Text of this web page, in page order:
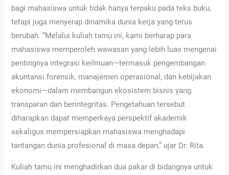
bagi mahasiswa untuk tidak hanya terpaku pada teks buku,
tetapi juga menyerap dinamika dunia kerja yang terus
berubah. “Melalui kuliah tamu ini, kami berharap para
mahasiswa memperoleh wawasan yang lebih luas mengenai
pentingnya integrasi keilmuan—termasuk pengembangan
akuntansi forensik, manajemen operasional, dan kebijakan
ekonomi—dalam membangun ekosistem bisnis yang
transparan dan berintegritas. Pengetahuan tersebut
diharapkan dapat memperkaya perspektif akademik
sekaligus mempersiapkan mahasiswa menghadapi
tantangan dunia profesional di masa depan,” ujar Dr. Rita.
Kuliah tamu ini menghadirkan dua pakar di bidangnya untuk